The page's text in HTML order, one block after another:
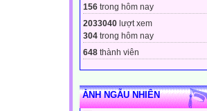
156 trong hôm nay
2033040 lượt xem
304 trong hôm nay
648 thành viên
ẢNH NGẪU NHIÊN